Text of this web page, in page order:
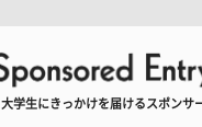
大学生にきっかけを届けるスポンサ